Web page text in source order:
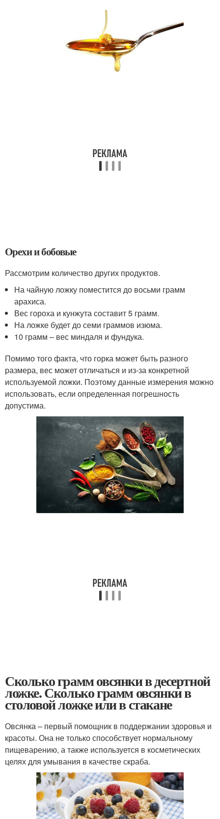
Орехи и бобовые
Рассмотрим количество других продуктов.
На чайную ложку поместится до восьми грамм
арахиса.
Вес гороха и кунжута составит 5 грамм.
На ложке будет до семи граммов изюма.
10 грамм – вес миндаля и фундука.
Помимо того факта, что горка может быть разного
размера, вес может отличаться и из-за конкретной
используемой ложки. Поэтому данные измерения можно
использовать, если определенная погрешность
допустима.
Сколько грамм овсянки в десертной
ложке. Сколько грамм овсянки в
столовой ложке или в стакане
Овсянка – первый помощник в поддержании здоровья и
красоты. Она не только способствует нормальному
пищеварению, а также используется в косметических
целях для умывания в качестве скраба.